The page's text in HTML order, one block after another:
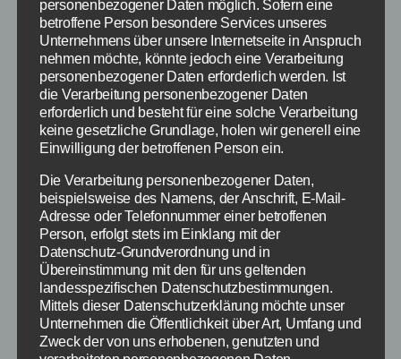
eingenommen. An dem Produkt ist auch Greg
Johnson beteiligt, der bereits das Original-Spiel
mitentwickelt hatte. 1991 erschien das Spiel
ToeJam and Earl auf der Sega Mega Drive und
erfreute sich bei den Spielern großer
Beliebtheit. Mit ToeJam and Earl Back […]
Schlagwörter
Kickstarter,ToeJam and Earl
Kategorien
GAMES PC SPIELE
Cities Skylines: Die
besten Mods für das
personenbezogener Daten möglich. Sofern eine
betroffene Person besondere Services unseres
Unternehmens über unsere Internetseite in Anspruch
nehmen möchte, könnte jedoch eine Verarbeitung
personenbezogener Daten erforderlich werden. Ist
die Verarbeitung personenbezogener Daten
erforderlich und besteht für eine solche Verarbeitung
keine gesetzliche Grundlage, holen wir generell eine
Einwilligung der betroffenen Person ein.
Die Verarbeitung personenbezogener Daten,
beispielsweise des Namens, der Anschrift, E-Mail-
Adresse oder Telefonnummer einer betroffenen
Person, erfolgt stets im Einklang mit der
Datenschutz-Grundverordnung und in
Übereinstimmung mit den für uns geltenden
landesspezifischen Datenschutzbestimmungen.
Mittels dieser Datenschutzerklärung möchte unser
Unternehmen die Öffentlichkeit über Art, Umfang und
Zweck der von uns erhobenen, genutzten und